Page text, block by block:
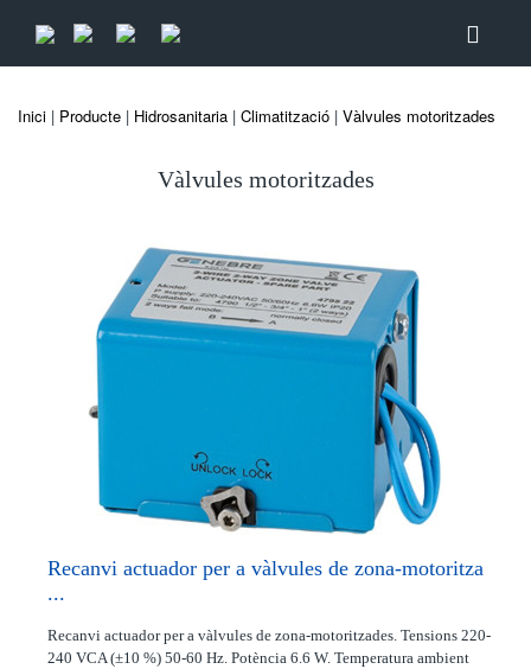
Inici | Producte | Hidrosanitaria | Climatització | Vàlvules motoritzades
Vàlvules motoritzades
Recanvi actuador per a vàlvules de zona-motoritza
...
Recanvi actuador per a vàlvules de zona-motoritzades. Tensions 220-
240 VCA (±10 %) 50-60 Hz. Potència 6.6 W. Temperatura ambient